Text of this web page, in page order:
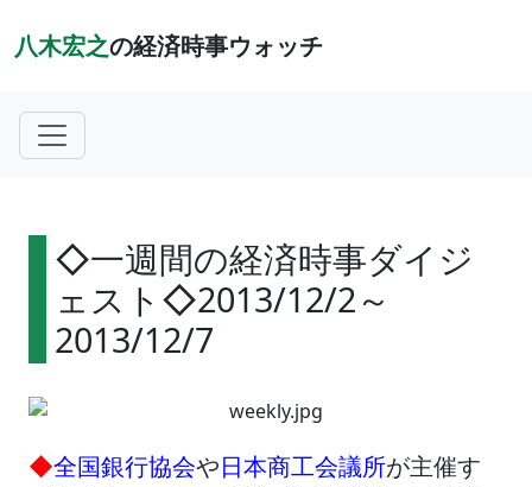
八木宏之の経済時事ウォッチ
◇一週間の経済時事ダイジ
ェスト◇2013/12/2～
2013/12/7
◆全国銀行協会や日本商工会議所が主催す